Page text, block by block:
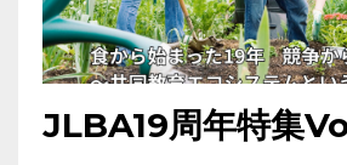
JLBA19周年特集